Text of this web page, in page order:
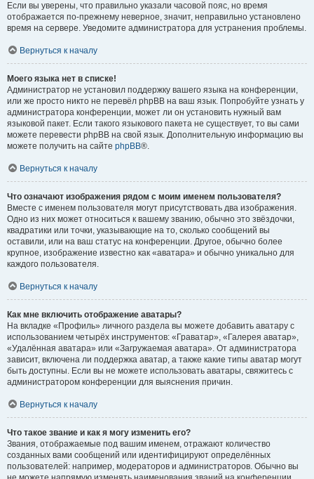
Если вы уверены, что правильно указали часовой пояс, но время
отображается по-прежнему неверное, значит, неправильно установлено
время на сервере. Уведомите администратора для устранения проблемы.
Вернуться к началу
Моего языка нет в списке!
Администратор не установил поддержку вашего языка на конференции,
или же просто никто не перевёл phpBB на ваш язык. Попробуйте узнать у
администратора конференции, может ли он установить нужный вам
языковой пакет. Если такого языкового пакета не существует, то вы сами
можете перевести phpBB на свой язык. Дополнительную информацию вы
можете получить на сайте phpBB®.
Вернуться к началу
Что означают изображения рядом с моим именем пользователя?
Вместе с именем пользователя могут присутствовать два изображения.
Одно из них может относиться к вашему званию, обычно это звёздочки,
квадратики или точки, указывающие на то, сколько сообщений вы
оставили, или на ваш статус на конференции. Другое, обычно более
крупное, изображение известно как «аватара» и обычно уникально для
каждого пользователя.
Вернуться к началу
Как мне включить отображение аватары?
На вкладке «Профиль» личного раздела вы можете добавить аватару с
использованием четырёх инструментов: «Граватар», «Галерея аватар»,
«Удалённая аватара» или «Загружаемая аватара». От администратора
зависит, включена ли поддержка аватар, а также какие типы аватар могут
быть доступны. Если вы не можете использовать аватары, свяжитесь с
администратором конференции для выяснения причин.
Вернуться к началу
Что такое звание и как я могу изменить его?
Звания, отображаемые под вашим именем, отражают количество
созданных вами сообщений или идентифицируют определённых
пользователей: например, модераторов и администраторов. Обычно вы